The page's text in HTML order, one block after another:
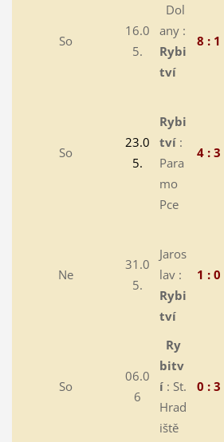
So
16.0
5.
Dol
any :
Rybi
tví
8 : 1
So
23.0
5.
Rybi
tví:
Para
mo
Pce
4 : 3
Ne
31.0
5.
Jaros
lav :
Rybi
tví
1 : 0
So
06.0
6
Ry
bitv
í: St.
Hrad
iště
0 : 3